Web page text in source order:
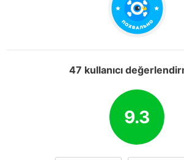
47 kullanıcı
9.3